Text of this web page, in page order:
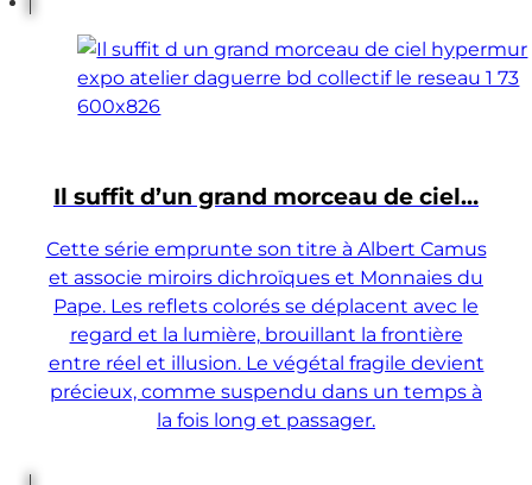
Il suffit d’un grand morceau de ciel…
Cette série emprunte son titre à Albert Camus
et associe miroirs dichroïques et Monnaies du
Pape. Les reflets colorés se déplacent avec le
regard et la lumière, brouillant la frontière
entre réel et illusion. Le végétal fragile devient
précieux, comme suspendu dans un temps à
la fois long et passager.